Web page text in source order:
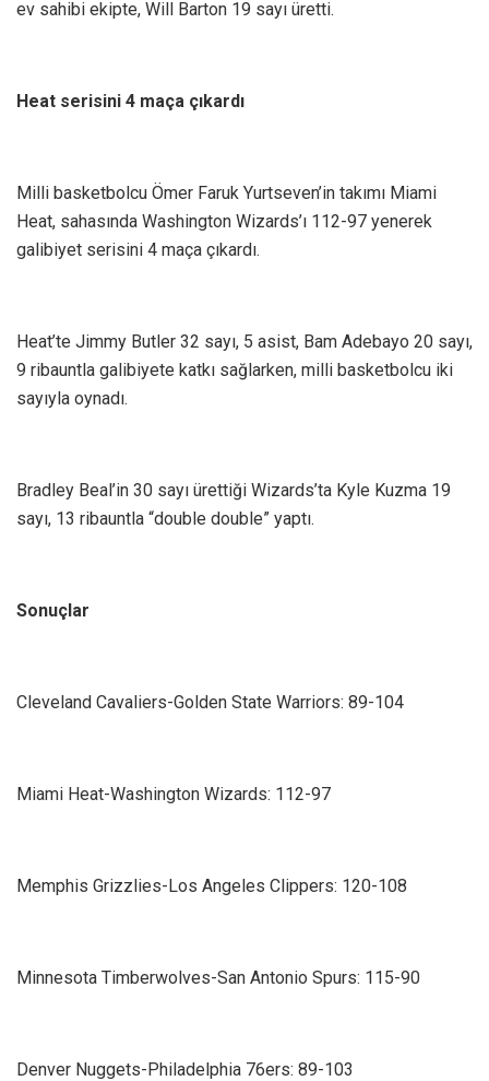
ev sahibi ekipte, Will Barton 19 sayı üretti.
Heat serisini 4 maça çıkardı
Milli basketbolcu Ömer Faruk Yurtseven’in takımı Miami
Heat, sahasında Washington Wizards’ı 112-97 yenerek
galibiyet serisini 4 maça çıkardı.
Heat’te Jimmy Butler 32 sayı, 5 asist, Bam Adebayo 20 sayı,
9 ribauntla galibiyete katkı sağlarken, milli basketbolcu iki
sayıyla oynadı.
Bradley Beal’in 30 sayı ürettiği Wizards’ta Kyle Kuzma 19
sayı, 13 ribauntla “double double” yaptı.
Sonuçlar
Cleveland Cavaliers-Golden State Warriors: 89-104
Miami Heat-Washington Wizards: 112-97
Memphis Grizzlies-Los Angeles Clippers: 120-108
Minnesota Timberwolves-San Antonio Spurs: 115-90
Denver Nuggets-Philadelphia 76ers: 89-103